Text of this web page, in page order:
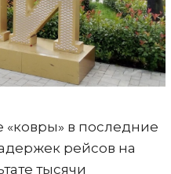
в последние
рейсов на
тысячи